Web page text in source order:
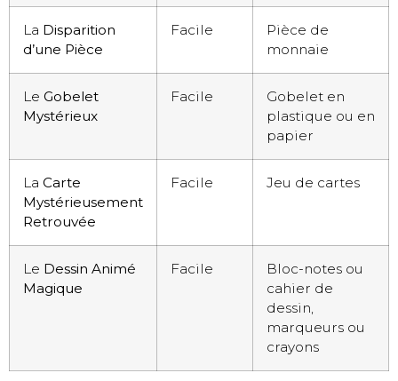
La Disparition
d’une Pièce
Facile
Pièce de
monnaie
Le Gobelet
Mystérieux
Facile
Gobelet en
plastique ou en
papier
La Carte
Mystérieusement
Retrouvée
Facile Jeu de cartes
Le Dessin Animé
Magique
Facile
Bloc-notes ou
cahier de
dessin,
marqueurs ou
crayons